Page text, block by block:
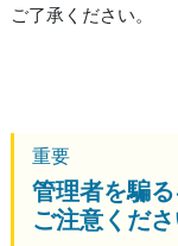
ご了承ください。
重要
管理者を騙
ご注意くだ